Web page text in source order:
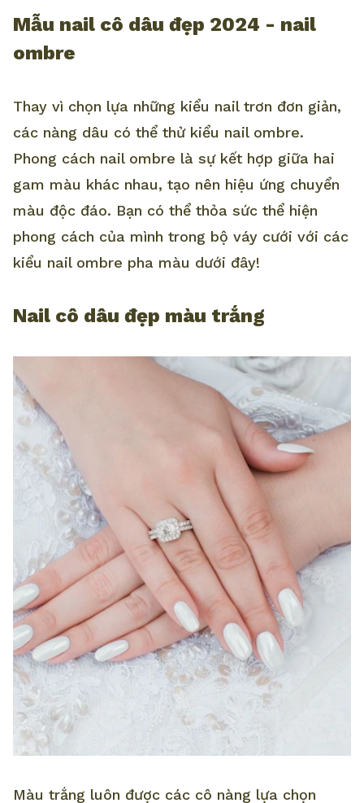
Mẫu nail cô dâu đẹp 2024 - nail
ombre
Thay vì chọn lựa những kiểu nail trơn đơn giản,
các nàng dâu có thể thử kiểu nail ombre.
Phong cách nail ombre là sự kết hợp giữa hai
gam màu khác nhau, tạo nên hiệu ứng chuyển
màu độc đáo. Bạn có thể thỏa sức thể hiện
phong cách của mình trong bộ váy cưới với các
kiểu nail ombre pha màu dưới đây!
Nail cô dâu đẹp màu trắng
Màu trắng luôn được các cô nàng lựa chọn